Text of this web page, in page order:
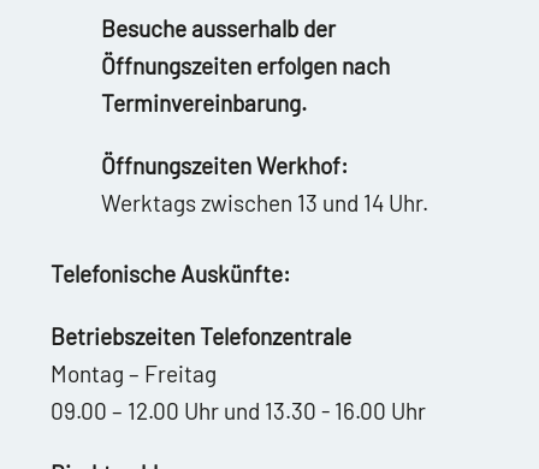
Besuche ausserhalb der
Öffnungszeiten erfolgen nach
Terminvereinbarung.
Öffnungszeiten Werkhof:
Werktags zwischen 13 und 14 Uhr.
Telefonische Auskünfte:
Betriebszeiten Telefonzentrale
Montag – Freitag
09.00 – 12.00 Uhr und 13.30 - 16.00 Uhr